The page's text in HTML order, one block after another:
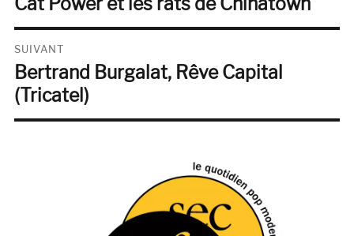
l’article
SUIVANT
Publication
suivante :
Bertrand Burgalat, Rêve Capital
(Tricatel)